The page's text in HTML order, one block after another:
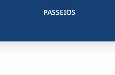
PASSEIOS